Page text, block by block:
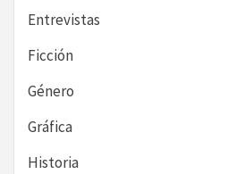
Entrevistas
Ficción
Género
Gráfica
Historia